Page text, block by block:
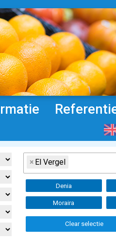
× El Vergel
Denia
Moraira
Clear selectie